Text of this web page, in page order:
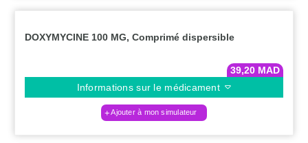
DOXYMYCINE 100 MG, Comprimé dispersible
39,20 MAD
Informations sur le médicament
Ajouter à mon simulateur